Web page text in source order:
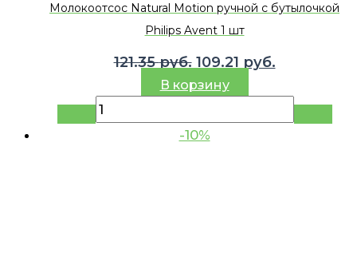
Молокоотсос Natural Motion ручной с бутылочкой
Philips Avent 1 шт
121.35руб. Первоначальная
цена
121.35 руб..
109.21 руб.Текущая
109.21
В корзину
-10%